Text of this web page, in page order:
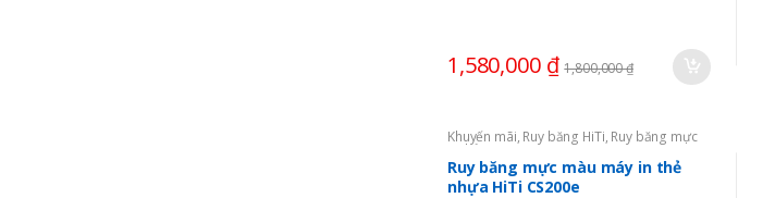
1,580,000 ₫ 1,800,000₫
Khuyến mãi, Ruy băng HiTi, Ruy băng mực
in thẻ
Ruy băng mực màu máy in thẻ
nhựa HiTi CS200e